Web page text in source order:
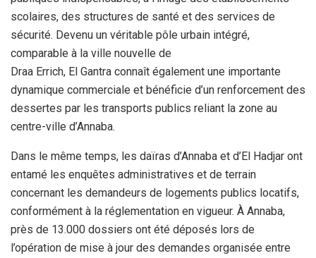
scolaires, des structures de santé et des services de
sécurité. Devenu un véritable pôle urbain intégré,
comparable à la ville nouvelle de
Draa Errich, El Gantra connaît également une importante
dynamique commerciale et bénéficie d’un renforcement des
dessertes par les transports publics reliant la zone au
centre-ville d’Annaba.
Dans le même temps, les daïras d’Annaba et d’El Hadjar ont
entamé les enquêtes administratives et de terrain
concernant les demandeurs de logements publics locatifs,
conformément à la réglementation en vigueur. À Annaba,
près de 13.000 dossiers ont été déposés lors de
l’opération de mise à jour des demandes organisée entre